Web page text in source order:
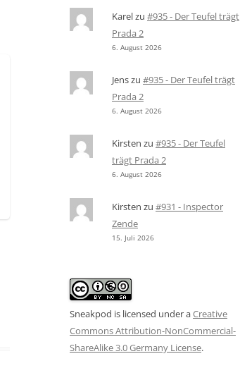
Karelzu #935 - Der Teufel trägt
Prada 2
6. August 2026
Jenszu #935 - Der Teufel trägt
Prada 2
6. August 2026
Kirsten zu #935 - Der Teufel
trägt Prada 2
6. August 2026
Kirsten zu #931 - Inspector
Zende
15. Juli 2026
Sneakpod is licensed under aCreative
Commons Attribution-NonCommercial-
ShareAlike 3.0 Germany License.